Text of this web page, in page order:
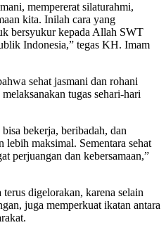
mempererat silaturahmi,
kita. Inilah cara yang
bersyukur kepada Allah SWT
Indonesia,” tegas KH. Imam
sehat jasmani dan rohani
tugas sehari-hari
bekerja, beribadah, dan
lebih maksimal. Sementara sehat
perjuangan dan kebersamaan,”
digelorakan, karena selain
juga memperkuat ikatan antara